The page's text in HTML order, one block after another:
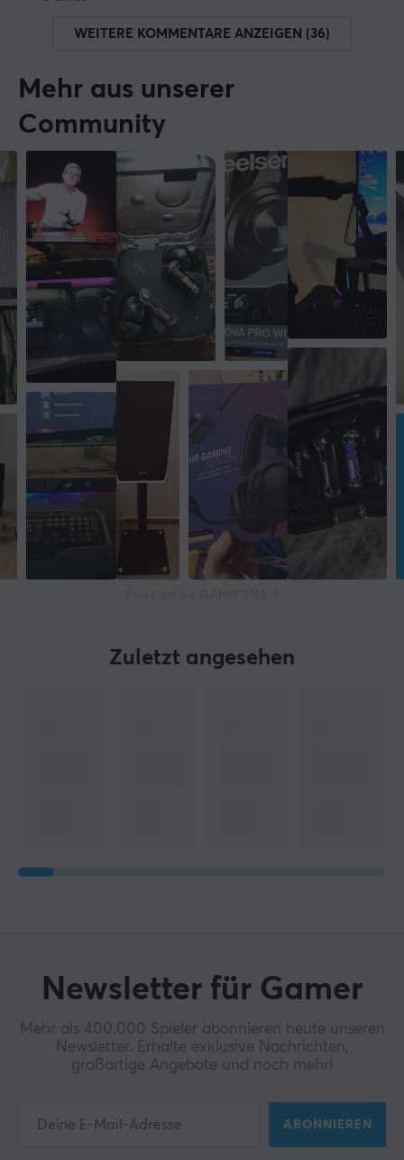
WEITERE KOMMENTARE ANZEIGEN (36)
Mehr aus unserer
Community
Zuletzt angesehen
Newsletter für Gamer
Mehr als 400.000 Spieler abonnieren heute unseren
Newsletter. Erhalte exklusive Nachrichten,
großartige Angebote und noch mehr!
ABONNIEREN